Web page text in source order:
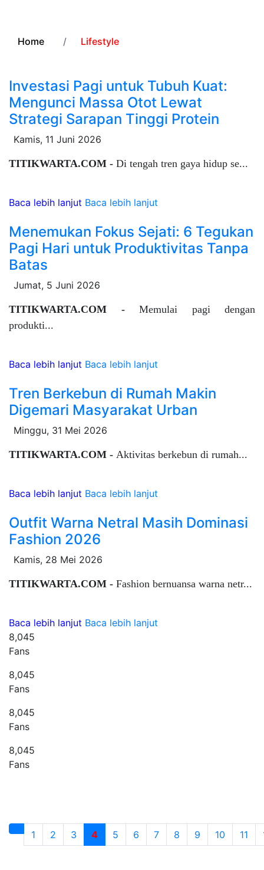
Home Lifestyle
Investasi Pagi untuk Tubuh Kuat:
Mengunci Massa Otot Lewat
Strategi Sarapan Tinggi Protein
Kamis, 11 Juni 2026
TITIKWARTA.COM - Di tengah tren gaya hidup se...
Baca lebih lanjut Baca lebih lanjut
Menemukan Fokus Sejati: 6 Tegukan
Pagi Hari untuk Produktivitas Tanpa
Batas
Jumat, 5 Juni 2026
TITIKWARTA.COM - Memulai pagi dengan
produkti...
Baca lebih lanjut Baca lebih lanjut
Tren Berkebun di Rumah Makin
Digemari Masyarakat Urban
Minggu, 31 Mei 2026
TITIKWARTA.COM - Aktivitas berkebun di rumah...
Baca lebih lanjut Baca lebih lanjut
Outfit Warna Netral Masih Dominasi
Fashion 2026
Kamis, 28 Mei 2026
TITIKWARTA.COM - Fashion bernuansa warna netr...
Baca lebih lanjut Baca lebih lanjut
8,045
Fans
8,045
Fans
8,045
Fans
8,045
Fans
1 2 3 4 5 6 7 8 9 10 11